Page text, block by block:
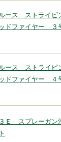
ス ストライピ
ドファイヤー
ス ストライピ
ドファイヤー
Ｅ スプレーガ